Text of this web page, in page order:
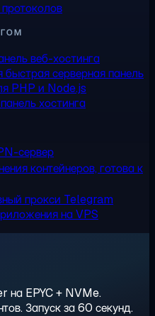
веб-хостинга
быстрая серверная панель
PHP и Node.js
хостинга
сервер
контейнеров, готова к
прокси Telegram
на VPS
на EPYC + NVMe.
Запуск за 60 секунд.